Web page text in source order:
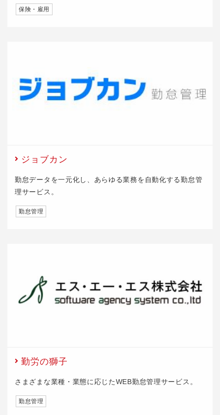
保険・雇用
ジョブカン
勤怠データを一元化し、あらゆる業務を自動化する勤怠管
理サービス。
勤怠管理
勤労の獅子
さまざまな業種・業態に応じたWEB勤怠管理サービス。
勤怠管理